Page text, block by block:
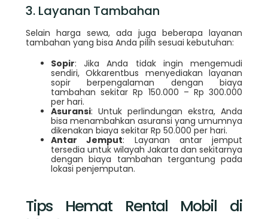
3. Layanan Tambahan
Selain harga sewa, ada juga beberapa layanan
tambahan yang bisa Anda pilih sesuai kebutuhan:
Sopir: Jika Anda tidak ingin mengemudi
sendiri, Okkarentbus menyediakan layanan
sopir berpengalaman dengan biaya
tambahan sekitar Rp 150.000 – Rp 300.000
per hari.
Asuransi: Untuk perlindungan ekstra, Anda
bisa menambahkan asuransi yang umumnya
dikenakan biaya sekitar Rp 50.000 per hari.
Antar Jemput: Layanan antar jemput
tersedia untuk wilayah Jakarta dan sekitarnya
dengan biaya tambahan tergantung pada
lokasi penjemputan.
Tips Hemat Rental Mobil di